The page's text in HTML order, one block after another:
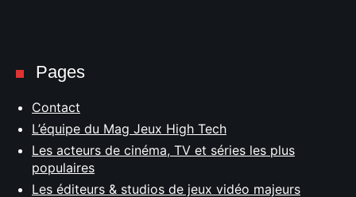
Pages
Contact
L’équipe du Mag Jeux High Tech
Les acteurs de cinéma, TV et séries les plus
populaires
Les éditeurs & studios de jeux vidéo majeurs